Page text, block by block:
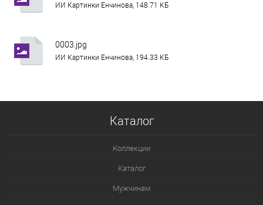
ИИ Картинки Енчинова, 148.71 КБ
0003.jpg
ИИ Картинки Енчинова, 194.33 КБ
Каталог
Коллекции
Каталог
Мужчинам